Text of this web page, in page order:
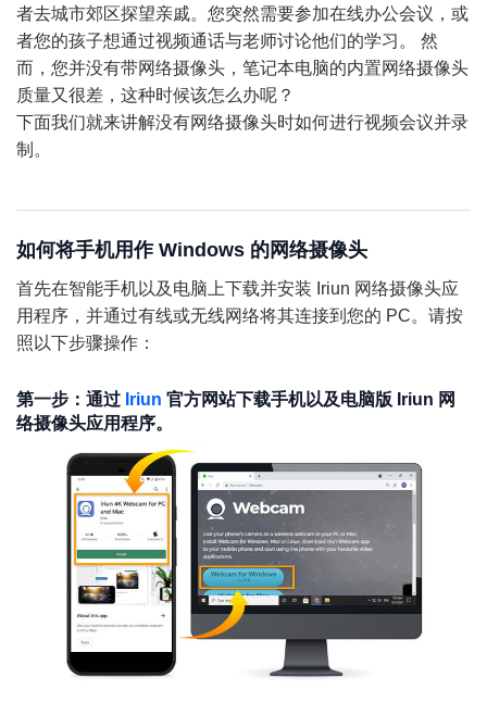
者去城市郊区探望亲戚。您突然需要参加在线办公会议，或
者您的孩子想通过视频通话与老师讨论他们的学习。 然
而，您并没有带网络摄像头，笔记本电脑的内置网络摄像头
质量又很差，这种时候该怎么办呢？
下面我们就来讲解没有网络摄像头时如何进行视频会议并录
制。
如何将手机用作 Windows 的网络摄像头
首先在智能手机以及电脑上下载并安装 Iriun 网络摄像头应
用程序，并通过有线或无线网络将其连接到您的 PC。请按
照以下步骤操作：
第一步：通过 Iriun 官方网站下载手机以及电脑版 Iriun 网
络摄像头应用程序。